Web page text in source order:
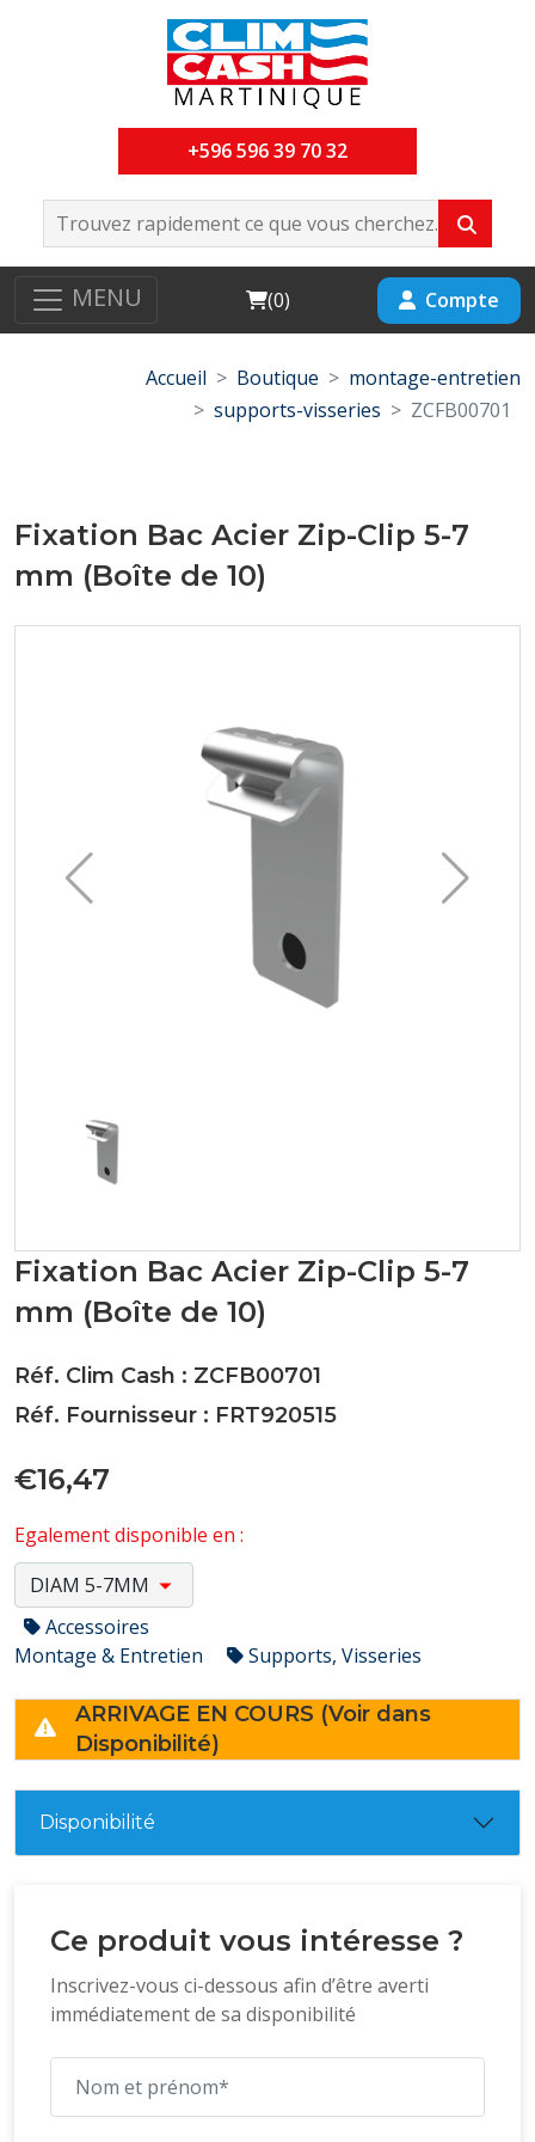
+596 596 39 70 32
MENU Cart
(0) Compte
Accueil Boutique
montage-entretien
supports-visseries
ZCFB00701
Fixation Bac Acier Zip-Clip 5-7
mm (Boîte de 10)
Fixation Bac Acier Zip-Clip 5-7
mm (Boîte de 10)
Réf. Clim Cash : ZCFB00701
Réf. Fournisseur : FRT920515
€16,47
Egalement disponible en :
Accessoires
Montage & Entretien
Supports, Visseries
ARRIVAGE EN COURS (Voir dans
Disponibilité)
Disponibilité
Ce produit vous intéresse ?
Inscrivez-vous ci-dessous afin d’être averti
immédiatement de sa disponibilité